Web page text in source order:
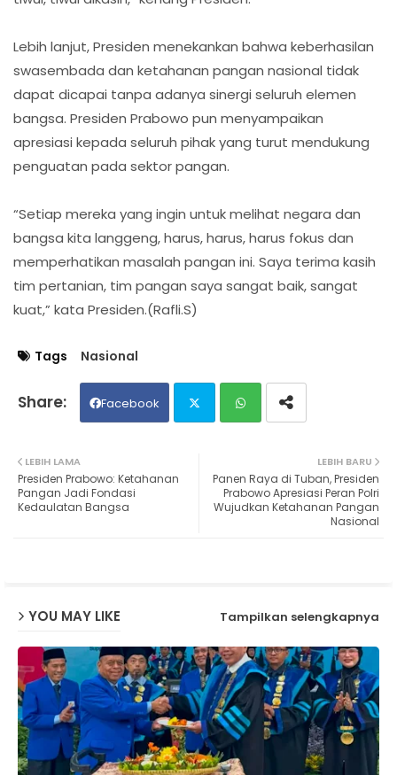
Lebih lanjut, Presiden menekankan bahwa keberhasilan
swasembada dan ketahanan pangan nasional tidak
dapat dicapai tanpa adanya sinergi seluruh elemen
bangsa. Presiden Prabowo pun menyampaikan
apresiasi kepada seluruh pihak yang turut mendukung
penguatan pada sektor pangan.
“Setiap mereka yang ingin untuk melihat negara dan
bangsa kita langgeng, harus, harus, harus fokus dan
memperhatikan masalah pangan ini. Saya terima kasih
tim pertanian, tim pangan saya sangat baik, sangat
kuat,” kata Presiden.(Rafli.S)
Tags Nasional
Facebook
ats
LEBIH BARU
Panen Raya di Tuban, Presiden
Prabowo Apresiasi Peran Polri
Wujudkan Ketahanan Pangan
Nasional
LEBIH LAMA
Presiden Prabowo: Ketahanan
Pangan Jadi Fondasi
Kedaulatan Bangsa
YOU MAY LIKE Tampilkan selengkapnya